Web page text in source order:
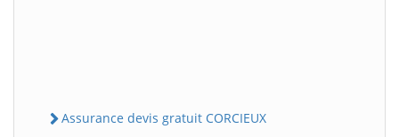
Assurance devis gratuit CORCIEUX